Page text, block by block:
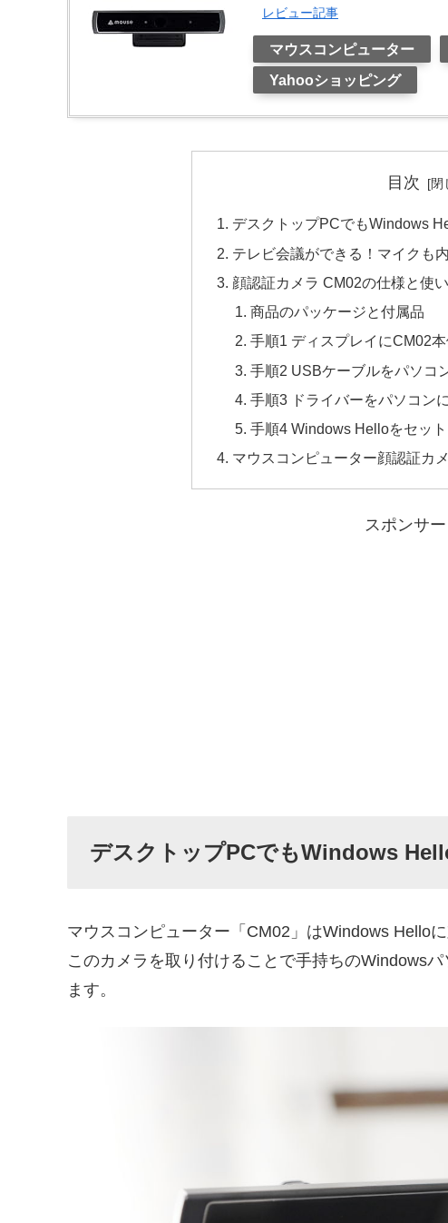
レビュー記事
マウスコンピューター
Yahooショッピング
目次
デスクトップPCでもWindows
テレビ会議ができる！マイクも
顔認証カメラ CM02の仕様と使
商品のパッケージと付属品
手順1 ディスプレイにCM02
手順2 USBケーブルをパソコ
手順3 ドライバーをパソコン
手順4 Windows Helloをセッ
マウスコンピューター顔認証カ
スポンサ
デスクトップPCでもWindows
マウスコンピューター「CM02」はWindows Hello
このカメラを取り付けることで手持ちのWindows
ます。